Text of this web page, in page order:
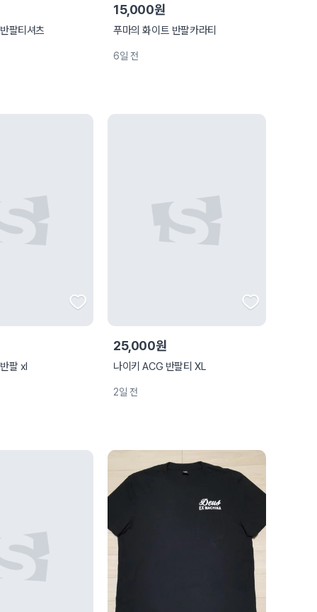
팔티셔츠
15,000원
푸마의 화이트 반팔카라티
6일 전
팔 xl
25,000원
나이키 ACG 반팔티 XL
2일 전